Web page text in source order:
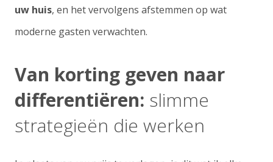
uw huis, en het vervolgens afstemmen op wat
moderne gasten verwachten.
Van korting geven naar
differentiëren: slimme
strategieën die werken